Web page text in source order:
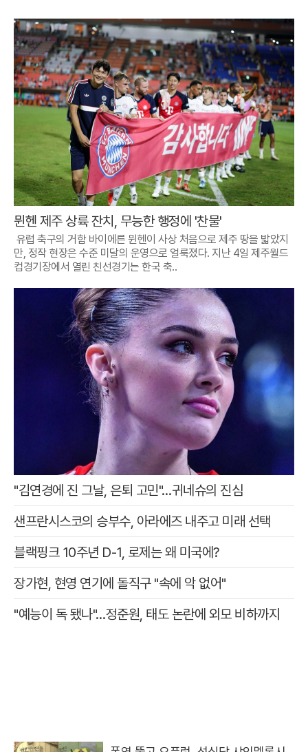
뮌헨 제주 상륙 잔치, 무능한 행정에 '찬물'
유럽 축구의 거함 바이에른 뮌헨이 사상 처음으로 제주 땅을 밟았지
만, 정작 현장은 수준 미달의 운영으로 얼룩졌다. 지난 4일 제주월드
컵경기장에서 열린 친선경기는 한국 축..
"김연경에 진 그날, 은퇴 고민"…귀네슈의 진심
샌프란시스코의 승부수, 아라에즈 내주고 미래 선택
블랙핑크 10주년 D-1, 로제는 왜 미국에?
장가현, 현영 연기에 돌직구 "속에 악 없어"
"예능이 독 됐나"…정준원, 태도 논란에 외모 비하까지